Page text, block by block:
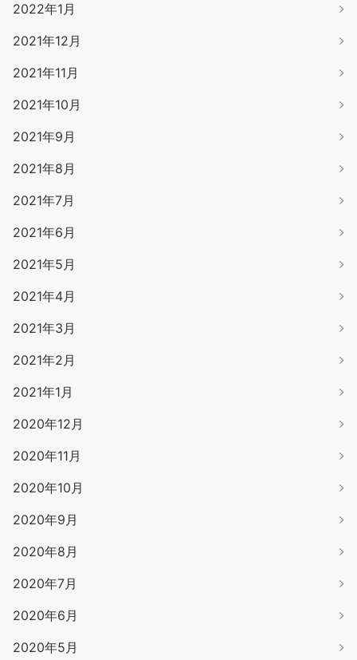
2022年1月
2021年12月
2021年11月
2021年10月
2021年9月
2021年8月
2021年7月
2021年6月
2021年5月
2021年4月
2021年3月
2021年2月
2021年1月
2020年12月
2020年11月
2020年10月
2020年9月
2020年8月
2020年7月
2020年6月
2020年5月